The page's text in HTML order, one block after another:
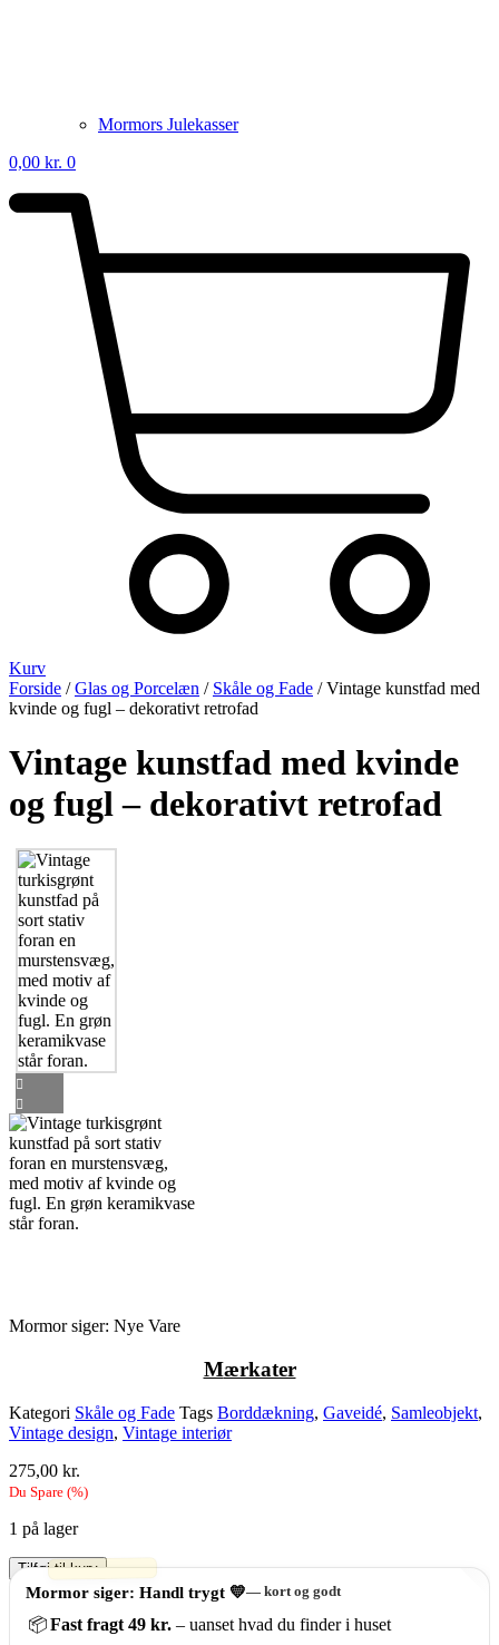
Mormors Julekasser
0,00 kr. 0
Kurv
Forside /Glas og Porcelæn / Skåle og Fade / Vintage kunstfad med
kvinde og fugl – dekorativt retrofad
Vintage kunstfad med kvinde
og fugl – dekorativt retrofad
Mormor siger: Nye Vare
Mærkater
Kategori Skåle og Fade Tags Borddækning, Gaveidé, Samleobjekt,
Vintage design, Vintage interiør
275,00 kr.
Du Spare (%)
1 på lager
Vintage
kunstfad
kvinde
Tilføj til kurv
Mormor siger: Handl trygt 💛— kort og godt
📦Fast fragt 49 kr. – uanset hvad du finder i huset